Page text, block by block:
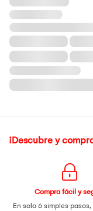
¡Descubre y
Compra fácil y
En solo 6 simples pasos,